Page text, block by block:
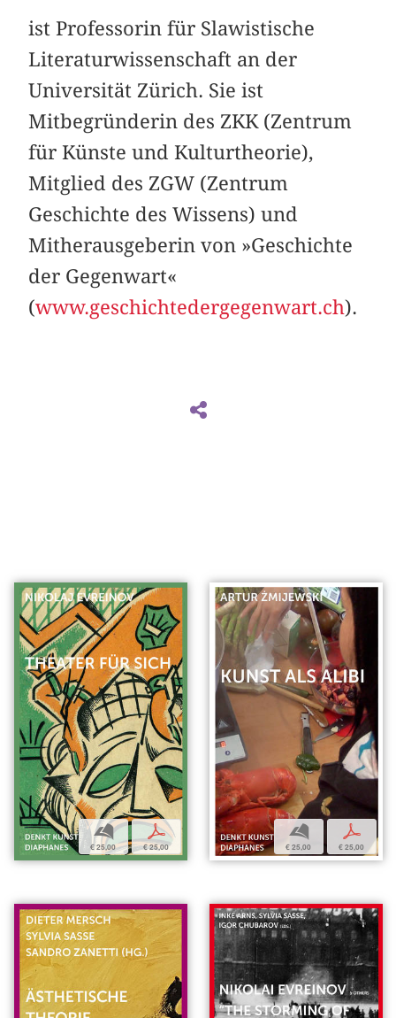
ist Professorin für Slawistische
Literaturwissenschaft an der
Universität Zürich. Sie ist
Mitbegründerin des ZKK (Zentrum
für Künste und Kulturtheorie),
Mitglied des ZGW (Zentrum
Geschichte des Wissens) und
Mitherausgeberin von »Geschichte
der Gegenwart«
(www.geschichtedergegenwart.ch).
b
€ 25,00
p
€ 25,00
b
€ 25,00
p
€ 25,00